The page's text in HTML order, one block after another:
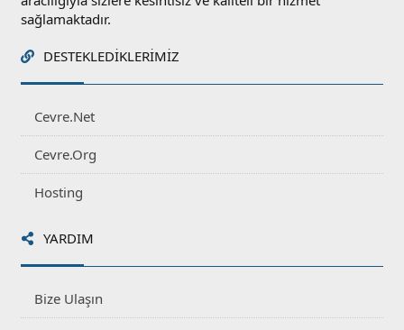
sağlamaktadır.
DESTEKLEDIKLERIMIZ
Cevre.Net
Cevre.Org
Hosting
YARDIM
Bize Ulaşın